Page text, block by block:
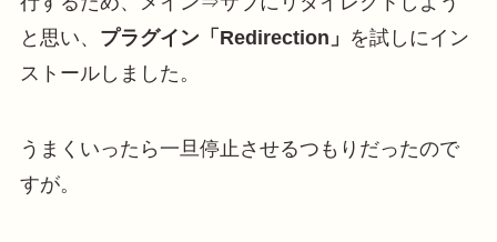
と思い、 プラグイン「Redirection」 を試しにイン
ストールしました。
うまくいったら一旦停止させるつもりだったので
すが。